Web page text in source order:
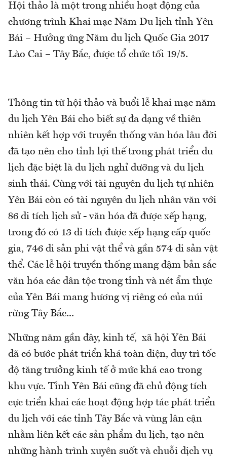
Hội thảo là một trong nhiều hoạt động của
chương trình Khai mạc Năm Du lịch tỉnh Yên
Bái – Hưởng ứng Năm du lịch Quốc Gia 2017
Lào Cai – Tây Bắc, được tổ chức tối 19/5.
Thông tin từ hội thảo và buổi lễ khai mạc năm
du lịch Yên Bái cho biết sự đa dạng về thiên
nhiên kết hợp với truyền thống văn hóa lâu đời
đã tạo nên cho tỉnh lợi thế trong phát triển du
lịch đặc biệt là du lịch nghỉ dưỡng và du lịch
sinh thái. Cùng với tài nguyên du lịch tự nhiên
Yên Bái còn có tài nguyên du lịch nhân văn với
86 di tích lịch sử - văn hóa đã được xếp hạng,
trong đó có 13 di tích được xếp hạng cấp quốc
gia, 746 di sản phi vật thể và gần 574 di sản vật
thể. Các lễ hội truyền thống mang đậm bản sắc
văn hóa các dân tộc trong tỉnh và nét ẩm thực
của Yên Bái mang hương vị riêng có của núi
rừng Tây Bắc...
Những năm gần đây, kinh tế, xã hội Yên Bái
đã có bước phát triển khá toàn diện, duy trì tốc
độ tăng trưởng kinh tế ở mức khá cao trong
khu vực. Tỉnh Yên Bái cũng đã chủ động tích
cực triển khai các hoạt động hợp tác phát triển
du lịch với các tỉnh Tây Bắc và vùng lân cận
nhằm liên kết các sản phẩm du lịch, tạo nên
những hành trình xuyên suốt và chuỗi dịch vụ